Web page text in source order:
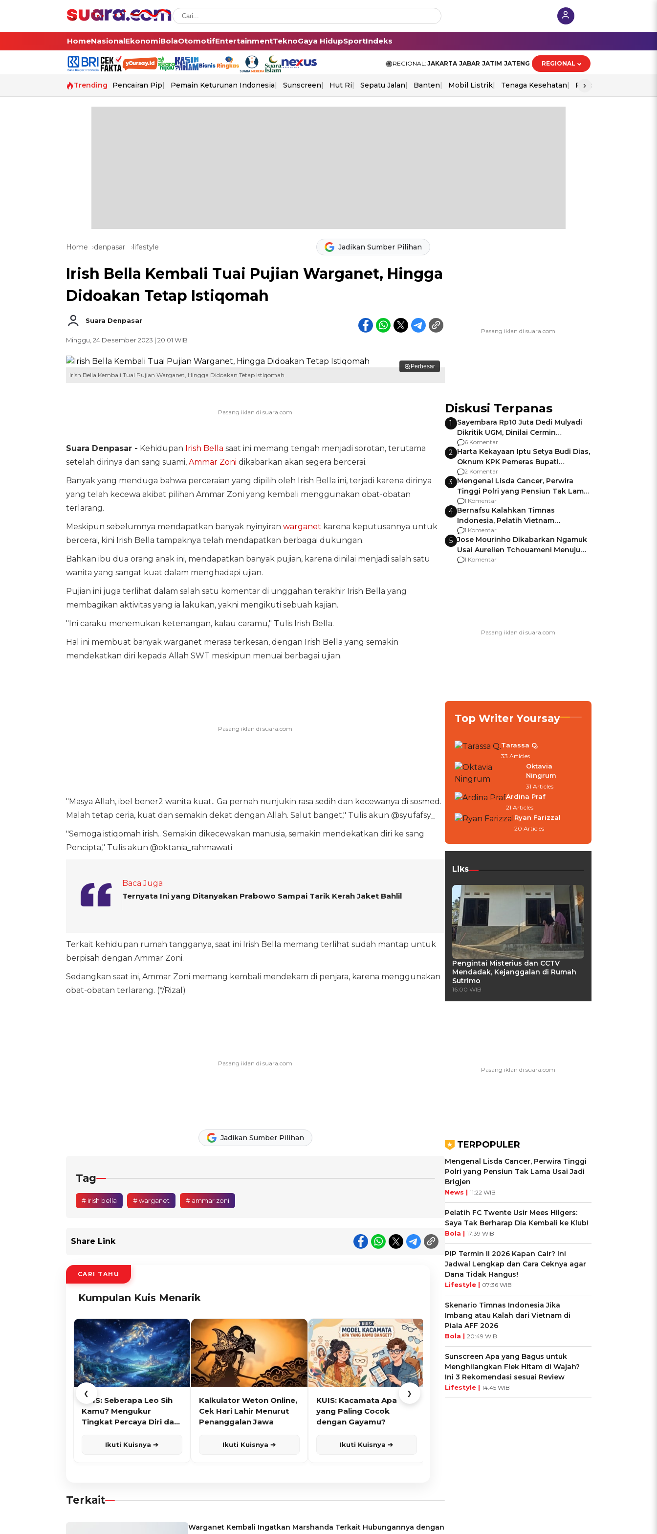
HomeNasionalEkonomiBolaOtomotifEntertainmentTeknoGaya HidupSportIndeks
REGIONAL: JAKARTA JABAR JATIM JATENG REGIONAL
Trending Pencairan Pip Pemain Keturunan Indonesia Sunscreen Hut Ri Sepatu Jalan Banten Mobil Listrik Tenaga Kesehatan Piala Aff 2026
›
Home denpasar lifestyle Jadikan Sumber Pilihan
Irish Bella Kembali Tuai Pujian Warganet, Hingga
Didoakan Tetap Istiqomah
Suara Denpasar
Minggu, 24 Desember 2023 | 20:01 WIB
Perbesar
Irish Bella Kembali Tuai Pujian Warganet, Hingga Didoakan Tetap Istiqomah
Suara Denpasar - Kehidupan Irish Bella saat ini memang tengah menjadi sorotan, terutama
setelah dirinya dan sang suami, Ammar Zoni dikabarkan akan segera bercerai.
Banyak yang menduga bahwa perceraian yang dipilih oleh Irish Bella ini, terjadi karena dirinya
yang telah kecewa akibat pilihan Ammar Zoni yang kembali menggunakan obat-obatan
terlarang.
Meskipun sebelumnya mendapatkan banyak nyinyiran warganet karena keputusannya untuk
bercerai, kini Irish Bella tampaknya telah mendapatkan berbagai dukungan.
Bahkan ibu dua orang anak ini, mendapatkan banyak pujian, karena dinilai menjadi salah satu
wanita yang sangat kuat dalam menghadapi ujian.
Pujian ini juga terlihat dalam salah satu komentar di unggahan terakhir Irish Bella yang
membagikan aktivitas yang ia lakukan, yakni mengikuti sebuah kajian.
"Ini caraku menemukan ketenangan, kalau caramu," Tulis Irish Bella.
Hal ini membuat banyak warganet merasa terkesan, dengan Irish Bella yang semakin
mendekatkan diri kepada Allah SWT meskipun menuai berbagai ujian.
"Masya Allah, ibel bener2 wanita kuat.. Ga pernah nunjukin rasa sedih dan kecewanya di sosmed.
Malah tetap ceria, kuat dan semakin dekat dengan Allah. Salut banget," Tulis akun @syufafsy_
"Semoga istiqomah irish.. Semakin dikecewakan manusia, semakin mendekatkan diri ke sang
Pencipta," Tulis akun @oktania_rahmawati
Baca Juga
Ternyata Ini yang Ditanyakan Prabowo Sampai Tarik Kerah Jaket Bahlil
Terkait kehidupan rumah tangganya, saat ini Irish Bella memang terlihat sudah mantap untuk
berpisah dengan Ammar Zoni.
Sedangkan saat ini, Ammar Zoni memang kembali mendekam di penjara, karena menggunakan
obat-obatan terlarang. (*/Rizal)
Jadikan Sumber Pilihan
Tag
# irish bella # warganet # ammar zoni
Share Link
CARI TAHU
Kumpulan Kuis Menarik
❮
KUIS: Seberapa Leo Sih
Kamu? Mengukur
Tingkat Percaya Diri dan
Ikuti Kuisnya ➔
Kalkulator Weton Online,
Cek Hari Lahir Menurut
Penanggalan Jawa
Ikuti Kuisnya ➔
KUIS: Kacamata Apa
yang Paling Cocok
dengan Gayamu?
Ikuti Kuisnya ➔
KUIS: Sepatu Mana yang
KUIS: Seberapa Kenal
❯
Terkait
Warganet Kembali Ingatkan Marshanda Terkait Hubungannya dengan
Diskusi Terpanas
1
Sayembara Rp10 Juta Dedi Mulyadi
Dikritik UGM, Dinilai Cermin
Gagalnya Negara Jamin Keamanan
6 Komentar
2 Harta Kekayaan Iptu Setya Budi Dias,
Oknum KPK Pemeras Bupati
Pemalang
2 Komentar
3 Mengenal Lisda Cancer, Perwira
Tinggi Polri yang Pensiun Tak Lama
Usai Jadi Brigjen
1 Komentar
4 Bernafsu Kalahkan Timnas
Indonesia, Pelatih Vietnam
Berencana Pakai Jimat di Pakansari
1 Komentar
5 Jose Mourinho Dikabarkan Ngamuk
Usai Aurelien Tchouameni Menuju
Manchester United
1 Komentar
Top Writer Yoursay
Tarassa Q.
33 Articles
Oktavia
Ningrum
31 Articles
Ardina Praf
21 Articles
Ryan Farizzal
20 Articles
Liks
Pengintai Misterius dan CCTV
Mendadak, Kejanggalan di Rumah
Sutrimo
16:00 WIB
TERPOPULER
Mengenal Lisda Cancer, Perwira Tinggi
Polri yang Pensiun Tak Lama Usai Jadi
Brigjen
News | 11:22 WIB
Pelatih FC Twente Usir Mees Hilgers:
Saya Tak Berharap Dia Kembali ke Klub!
Bola | 17:39 WIB
PIP Termin II 2026 Kapan Cair? Ini
Jadwal Lengkap dan Cara Ceknya agar
Dana Tidak Hangus!
Lifestyle | 07:36 WIB
Skenario Timnas Indonesia Jika
Imbang atau Kalah dari Vietnam di
Piala AFF 2026
Bola | 20:49 WIB
Sunscreen Apa yang Bagus untuk
Menghilangkan Flek Hitam di Wajah?
Ini 3 Rekomendasi sesuai Review
Lifestyle | 14:45 WIB